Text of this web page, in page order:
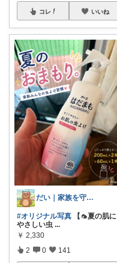
コレ いいね
だい｜家族を守る備えと暮らし
#オリジナル写真 【🦟夏の肌に
やさしい虫 ...
￥ 2,330
2 0 141